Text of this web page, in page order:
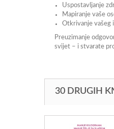
Uspostavljanje
Mapiranje vaše
Otkrivanje vašeg
Preuzimanje
svijet – i stvarate
30 DRUGIH